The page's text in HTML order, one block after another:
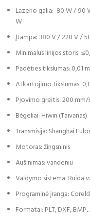
Lazerio galia: 80 W / 90
W
Įtampa: 380 V / 220 V /
Minimalus linijos storis:
Padėties tikslumas: 0,01
Atkartojimo tikslumas:
Pjovimo greitis: 200 mm/
Bėgeliai: Hiwin (Taivanas)
Transmisija: Shanghai
Motoras: žingsninis
Aušinimas: vandeniu
Valdymo sistema: Ruida
Programinė įranga:
Formatai: PLT, DXF, BMP,